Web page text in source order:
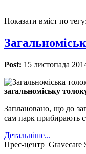
Показати вміст по
Post: 15 листопада
загальноміську
Заплановано, що до
сам парк прибирають
Детальніше...
Прес-центр Gravecare